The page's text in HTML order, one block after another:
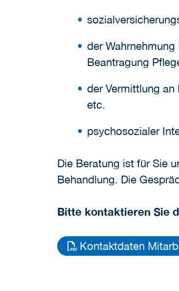
der
Beantragung
der Vermittlung
etc.
psychosozialer
Die Beratung ist für Sie
Behandlung. Die
Bitte kontaktieren Sie
Kontaktdaten